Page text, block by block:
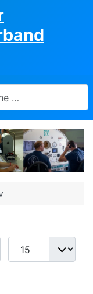
Anzeige #